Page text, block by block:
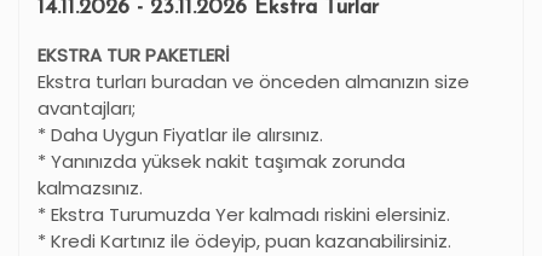
14.11.2026 - 23.11.2026 Ekstra Turlar
EKSTRA TUR PAKETLERİ
Ekstra turları buradan ve önceden almanızın size
avantajları;
* Daha Uygun Fiyatlar ile alırsınız.
* Yanınızda yüksek nakit taşımak zorunda
kalmazsınız.
* Ekstra Turumuzda Yer kalmadı riskini elersiniz.
* Kredi Kartınız ile ödeyip, puan kazanabilirsiniz.